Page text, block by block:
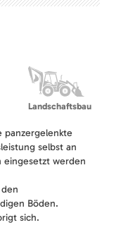
Landschaftsbau
panzergelenkte
selbst an
eingesetzt werden
Böden.
sich.